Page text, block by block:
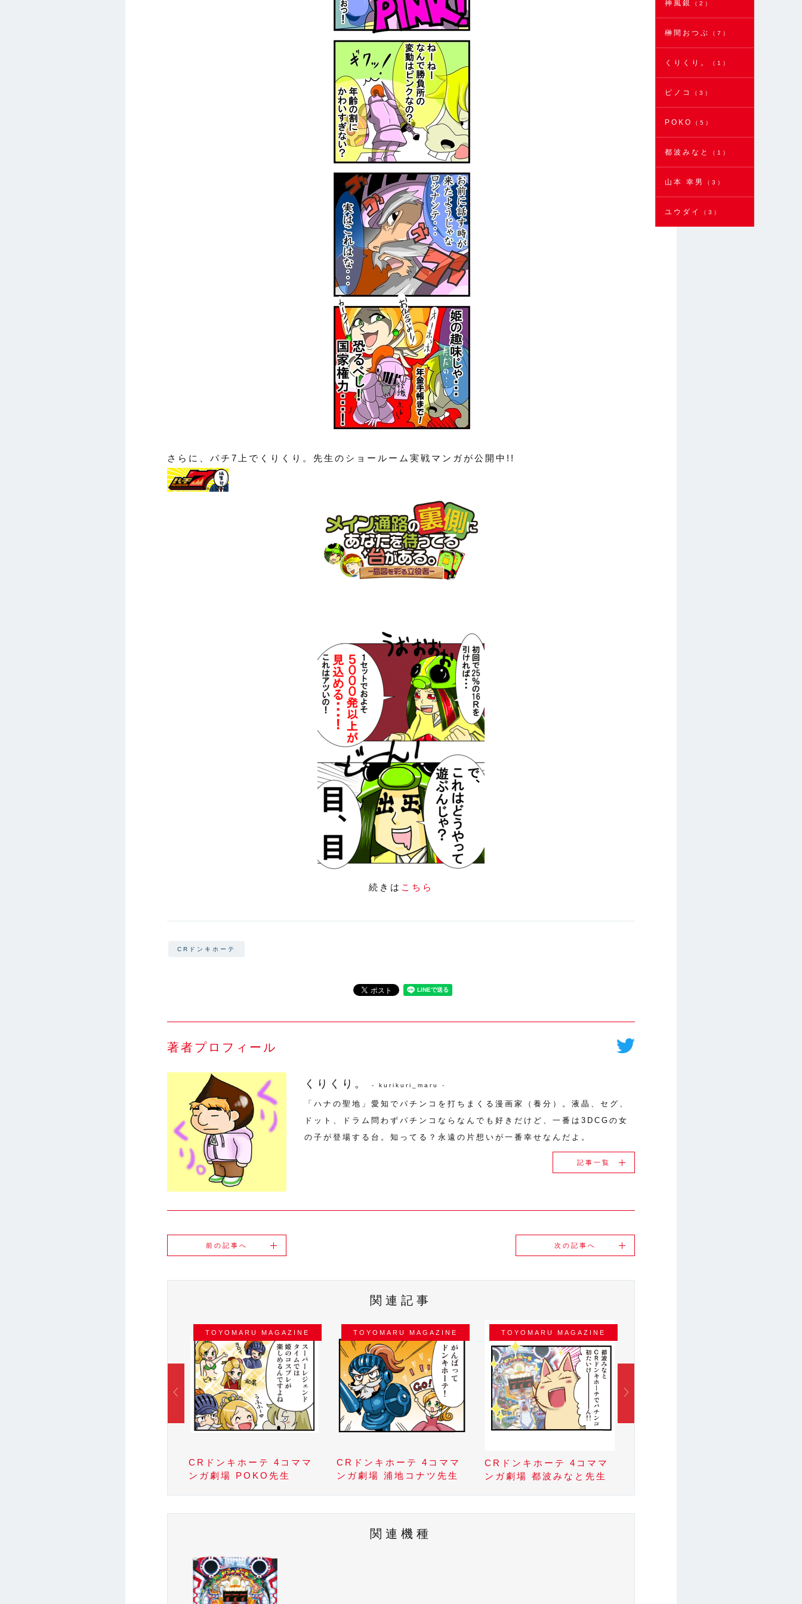
神風銀 （2）
榊間おつぶ （7）
くりくり。 （1）
ピノコ （3）
POKO （5）
都波みなと （1）
山本 幸男 （3）
ユウダイ （3）
さらに、パチ7上でくりくり。先生のショールーム実戦マンガが公開中!!
続きは こちら
CRドンキホーテ
著者プロフィール
くりくり。- kurikuri_maru -
「ハナの聖地」愛知でパチンコを打ちまくる漫画家（養分）。液晶、セグ、
ドット、ドラム問わずパチンコならなんでも好きだけど、一番は3DCGの女
の子が登場する台。知ってる？永遠の片想いが一番幸せなんだよ。
記事一覧
前の記事へ 次の記事へ
関連記事
CRドンキホーテ 4コママ
ンガ劇場 POKO先生
TOYOMARU MAGAZINE
CRドンキホーテ 4コママ
ンガ劇場 浦地コナツ先生
TOYOMARU MAGAZINE
CRドンキホーテ 4コママ
ンガ劇場 都波みなと先生
TOYOMARU MAGAZINE
関連機種